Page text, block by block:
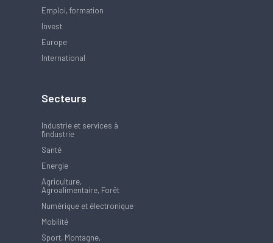
Emploi, formation
Invest
Europe
International
Secteurs
Industrie et services à
l'industrie
Santé
Energie
Agriculture,
Agroalimentaire, Forêt
Numérique et électronique
Mobilité
Sport, Montagne,